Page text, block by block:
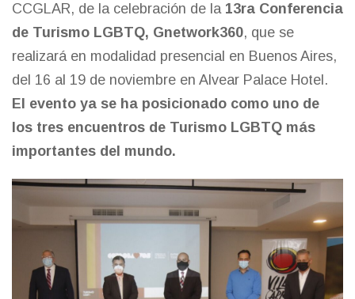
CCGLAR, de la celebración de la 13ra Conferencia
de Turismo LGBTQ, Gnetwork360, que se
realizará en modalidad presencial en Buenos Aires,
del 16 al 19 de noviembre en Alvear Palace Hotel.
El evento ya se ha posicionado como uno de
los tres encuentros de Turismo LGBTQ más
importantes del mundo.